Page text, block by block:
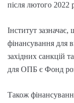
після лютого 2022
Інститут
фінансування для
західних санкцій
для ОПБ є Фонд
Також